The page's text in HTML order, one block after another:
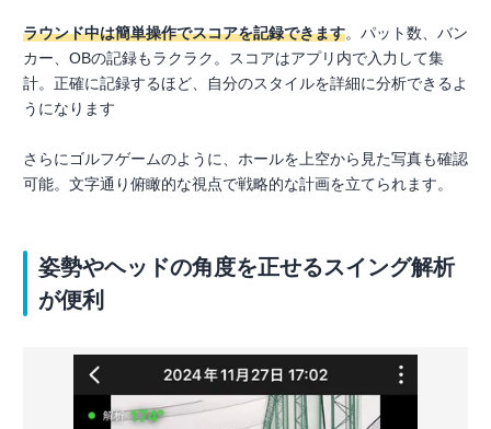
ラウンド中は簡単操作でスコアを記録できます。パット数、バン
カー、OBの記録もラクラク。スコアはアプリ内で入力して集
計。正確に記録するほど、自分のスタイルを詳細に分析できるよ
うになります
さらにゴルフゲームのように、ホールを上空から見た写真も確認
可能。文字通り俯瞰的な視点で戦略的な計画を立てられます。
姿勢やヘッドの角度を正せるスイング解析
が便利